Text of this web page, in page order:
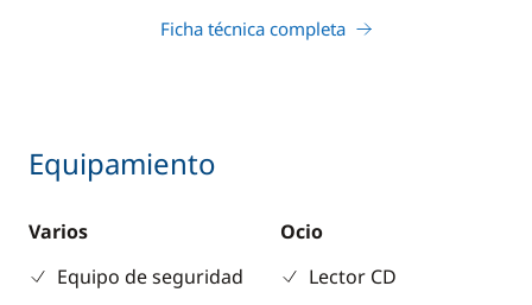
Ficha técnica completa
Equipamiento
Varios
Equipo de seguridad
Ocio
Lector CD